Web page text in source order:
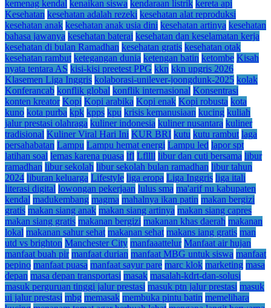
kemenag kendal kenaikan siswa kendaraan listrik kereta api
Kesehatan kesehatan adalah rezeki kesehatan alat reproduksi
kesehatan anak kesehatan anak usia dini kesehatan artinya kesehatan
bahasa jawanya kesehatan baterai kesehatan dan keselamatan kerja
kesehatan di bulan Ramadhan kesehatan gratis kesehatan otak
kesehatan rambut ketegangan dunia ketengan batin ketombe Kisah
nyata tentara AS kisi-kisi preetest PPG kkn kkn upgris 2026
Klasemen Liga Inggris kolaborasi-unilever-joongdunk-2025 kolak
Konferancab konflik global konflik internasional Konsentrasi
konten kreator Kopi Kopi arabika Kopi enak Kopi robusta kota
kuno kota purba kpk kpps kpu krisis kemanusiaan kucing kuliah
jalur prestasi olahraga kuliner indonesia kuliner nusantara kuliner
tradisional Kuliner Viral Hari Ini KUR BRI kutu kutu rambut laga
persahabatan Lampu Lampu hemat energi Lampu led lapor spt
latihan soal lemas karena puasa lfl Lfllll libur dan cuti bersama libur
ramadhan libur sekolah libur sekolah bulan ramadhan libur tahun
2024 liburan keluarga Lifestyle liga eropa Liga Inggris liga itali
literasi digital lowongan pekerjaan lulus sma ma'arif nu kabupaten
kendal madukembang magma mahalnya ikan patin makan bergizi
gratis makan siang anak makan siang artinya makan siang capres
makan siang gratis makanan bergizi makanan khas daerah makanan
lokal makanan sahur sehat makanan sehat makans iang gratis man
utd vs brighton Manchester City manfaaattelur Manfaat air hujan
manfaat buah pir manfaat durian manfaat MBG untuk siswa manfaat
pepino manfaat puasa manfaat sayur pare marc klok marketing masa
depan masa depan transportasi masak masalah-kdrt-dan-solusi
masuk perguruan tinggi jalur prestasi masuk ptn jalur prestasi masuk
ui jalur prestasi mbg memasak membuka pintu batin memelihara